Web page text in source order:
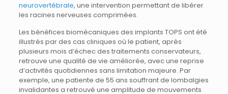
neurovertébrale, une intervention permettant de libérer
les racines nerveuses comprimées.
Les bénéfices biomécaniques des implants TOPS ont été
illustrés par des cas cliniques où le patient, après
plusieurs mois d’échec des traitements conservateurs,
retrouve une qualité de vie améliorée, avec une reprise
d’activités quotidiennes sans limitation majeure. Par
exemple, une patiente de 55 ans souffrant de lombalgies
invalidantes a retrouvé une amplitude de mouvements